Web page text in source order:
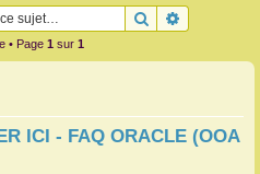
Rechercher
• Page 1 sur 1
ICI - FAQ ORACLE (OOA